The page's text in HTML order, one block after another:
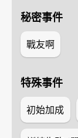
秘密事件
戰友啊
特殊事件
初始加成